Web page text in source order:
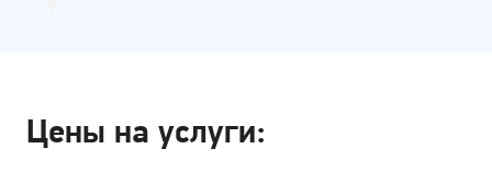
Цены на услуги: